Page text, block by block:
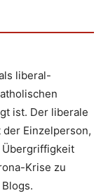
liberal-
ist. Der liberale
Einzelperson,
Übergriffigkeit
Krise zu